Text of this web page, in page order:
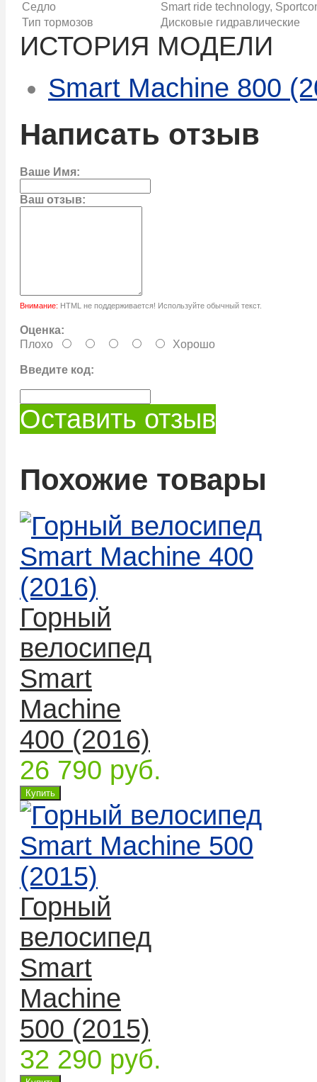
Седло
Smart ride technology,
Тип тормозов
Дисковые гидравлические
ИСТОРИЯ МОДЕЛИ
Smart Machine 800
Написать отзыв
Ваше Имя:
Ваш отзыв:
Внимание: HTML не поддерживается! Используйте обычный текст.
Оценка:
Плохо
Хорошо
Введите код:
Оставить отзыв
Похожие товары
Горный
велосипед
Smart
Machine
400 (2016)
26 790 руб.
Горный
велосипед
Smart
Machine
500 (2015)
32 290 руб.